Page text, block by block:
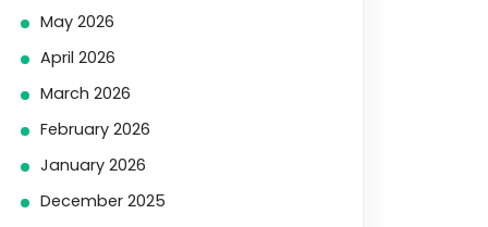
May 2026
April 2026
March 2026
February 2026
January 2026
December 2025